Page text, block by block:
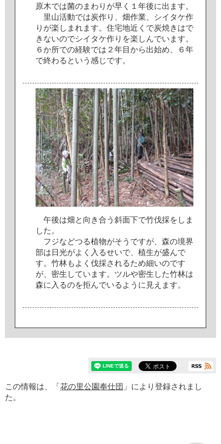
原木では菌のま わ り が早 く １ 年後に出 ま す。
里山活動では炭作り 畑作業 シイ タケ作
り が楽 し ま れま す。 住宅地近 く で炭焼き はで
き ないのでシイ タケ作り を楽 し んでい ま す。
６ か所での経験では ２ 年目 から出始め ６ 年
で終わる と い う 感じです。
午後は畑 と 向 き合 う 斜面下で竹伐採を し ま
した 。
フ ジなどつる植物がそ う ですが 森の境界
部は 日 光がよ く 入 るせいで 植生が盛んで
す。 竹林も よ く 伐採さ れるため細いのです
が
密生 してい ま す。 ツルや密生 した竹林は
森に 入 るのを拒んでいる よ う に 見 え ま す。
この情報は、「 花の里公園奉仕団 」により登録されまし
た。